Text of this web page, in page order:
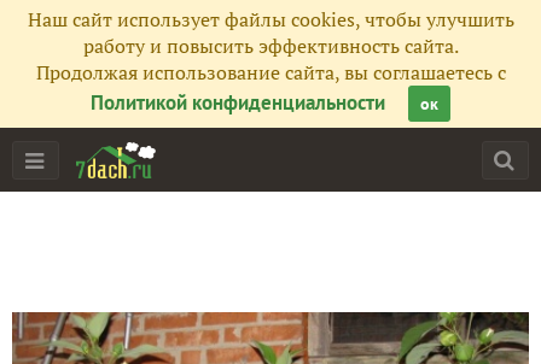
Наш сайт использует файлы cookies, чтобы улучшить
работу и повысить эффективность сайта.
Продолжая использование сайта, вы соглашаетесь с
Политикой конфиденциальности
ок
Все публикации 289